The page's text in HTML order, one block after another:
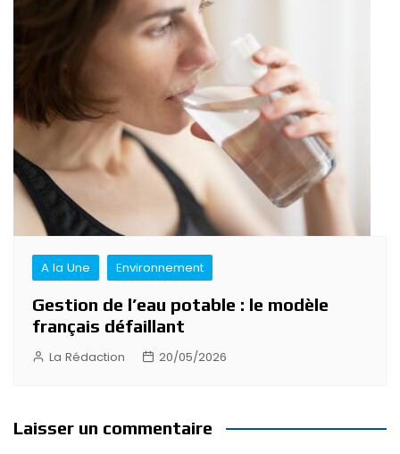
A la Une Environnement
Gestion de l’eau potable : le modèle
français défaillant
La Rédaction 20/05/2026
Laisser un commentaire